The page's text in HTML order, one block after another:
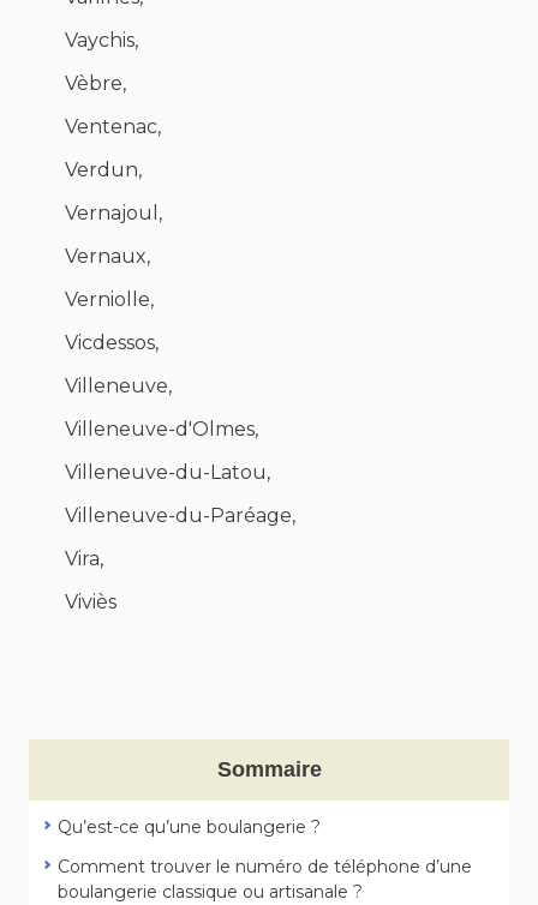
Vaychis,
Vèbre,
Ventenac,
Verdun,
Vernajoul,
Vernaux,
Verniolle,
Vicdessos,
Villeneuve,
Villeneuve-d'Olmes,
Villeneuve-du-Latou,
Villeneuve-du-Paréage,
Vira,
Viviès
Sommaire
Qu’est-ce qu’une boulangerie ?
Comment trouver le numéro de téléphone d’une
boulangerie classique ou artisanale ?